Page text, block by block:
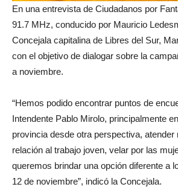
En una entrevista de Ciudadanos por
91.7 MHz, conducido por Mauricio
Concejala capitalina de Libres del Sur,
con el objetivo de dialogar sobre la
a noviembre.
“Hemos podido encontrar puntos de
Intendente Pablo Mirolo, principalmente
provincia desde otra perspectiva, atender
relación al trabajo joven, velar por las
queremos brindar una opción diferente a
12 de noviembre”, indicó la Concejala.